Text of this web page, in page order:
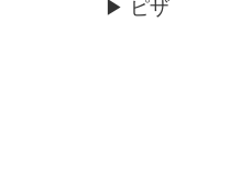
▶ ピザ